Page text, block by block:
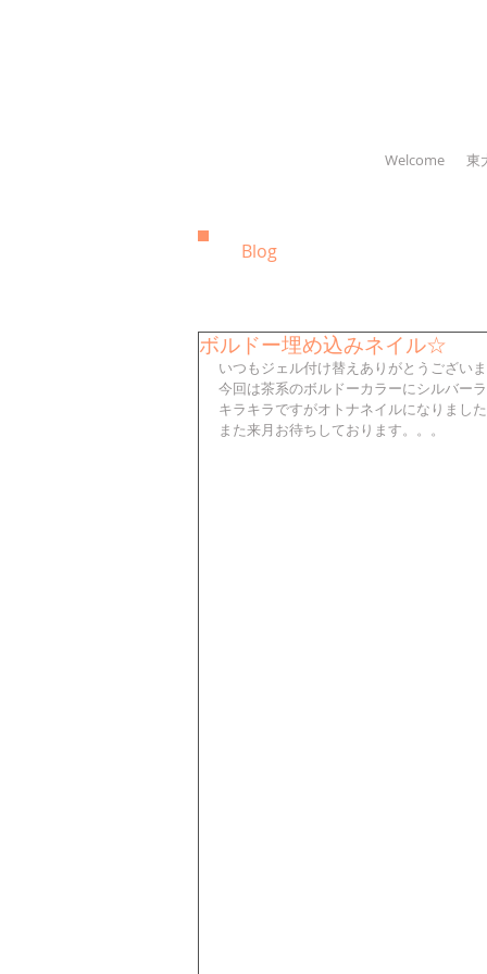
Welcome 東
Blog
ボルドー埋め込みネイル☆
いつもジェル付け替えありがとうござい
今回は茶系のボルドーカラーにシルバー
キラキラですがオトナネイルになりまし
また来月お待ちしております。。。